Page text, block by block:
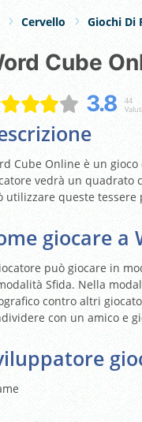
Cervello Giochi Di
Word Cube
3.8
44
Cube Online è un
vedrà un quadrato
utilizzare queste
giocare a
può giocare in
Sfida. Nella
contro altri
con un amico e